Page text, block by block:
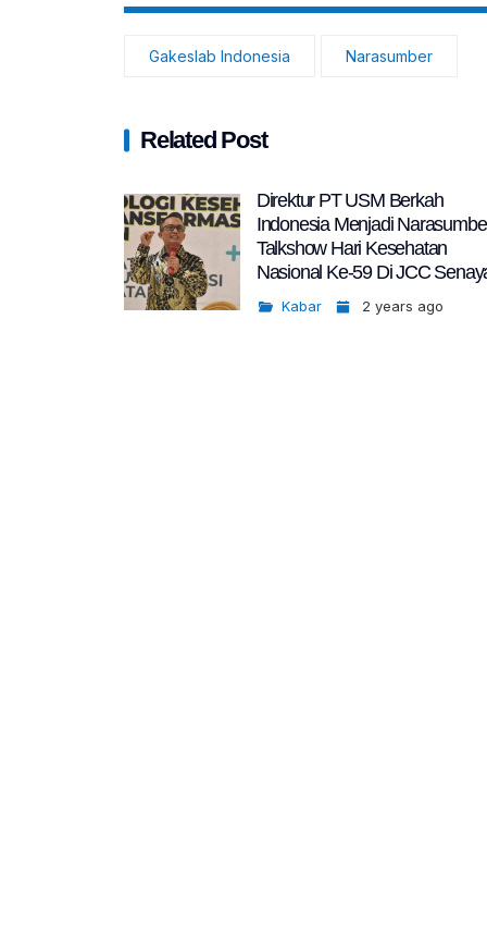
Gakeslab Indonesia Narasumber
Related Post
Direktur PT USM Berkah
Indonesia Menjadi
Talkshow Hari Kesehatan
Nasional Ke-59 Di JCC
Kabar 2 years ago